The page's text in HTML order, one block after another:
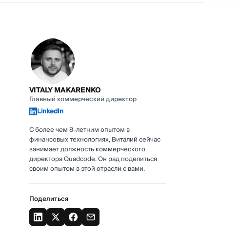
VITALY MAKARENKO
Главный коммерческий директор
LinkedIn
С более чем 8-летним опытом в
финансовых технологиях, Виталий сейчас
занимает должность коммерческого
директора Quadcode. Он рад поделиться
своим опытом в этой отрасли с вами.
Поделиться